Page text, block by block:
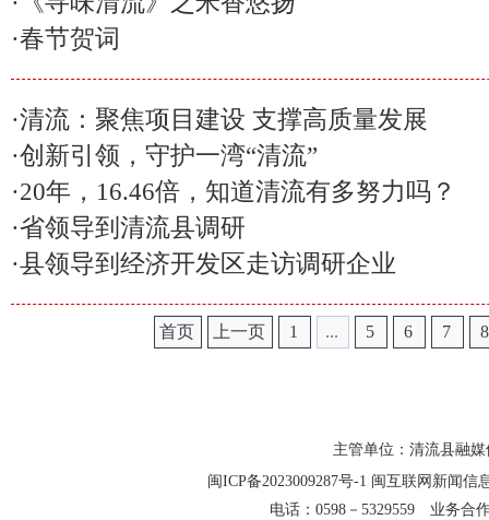
·春节贺词
·清流：聚焦项目建设 支撑高质量发展
·创新引领，守护一湾“清流”
·20年，16.46倍，知道清流有多努力吗？
·​​​​​省领导到清流县调研
·县领导到经济开发区走访调研企业
首页 上一页 1 ... 5 6 7 8
主管单位：清流县融
闽ICP备2023009287号-1 闽互联网新闻信
电话：0598－5329559 业务合